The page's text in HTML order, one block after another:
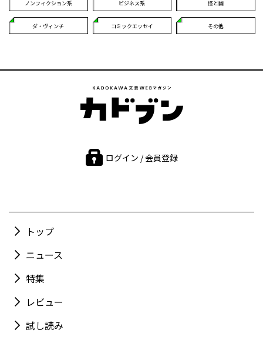
ノンフィクション系 ビジネス系 怪と幽
ダ・ヴィンチ コミックエッセイ その他
ログイン / 会員登録
トップ
ニュース
特集
レビュー
試し読み